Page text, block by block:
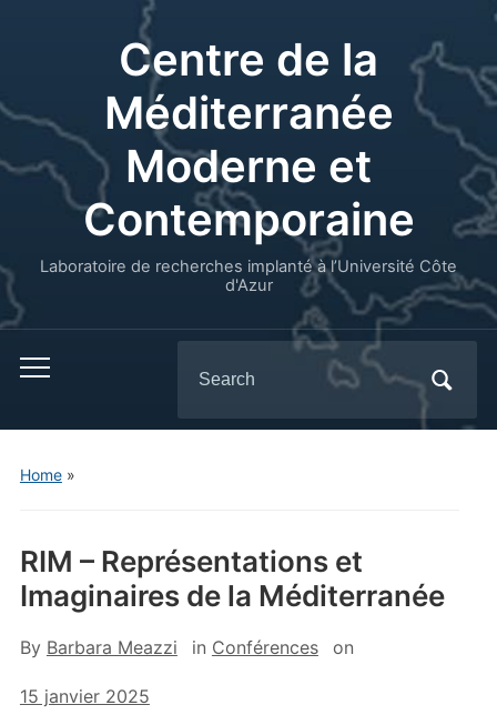
Centre de la
Méditerranée
Moderne et
Contemporaine
Laboratoire de recherches implanté à l’Université Côte
d'Azur
for:
Home»
RIM – Représentations et
Imaginaires de la Méditerranée
By Barbara Meazzi in Conférences on
15 janvier 2025